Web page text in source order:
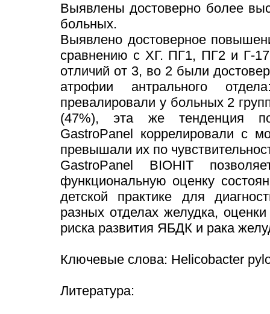
Выявлены достоверно более
больных.
Выявлено достоверное
сравнению с ХГ. ПГ1, ПГ2 и Г-
отличий от 3, во 2 были
атрофии антрального
превалировали у больных 2
(47%), эта же тенденция
GastroPanel коррелировали с
превышали их по
GastroPanel BIOHIT
функциональную оценку
детской практике для
разных отделах желудка,
риска развития ЯБДК и рака
Ключевые слова: Helicobacter
Литература: